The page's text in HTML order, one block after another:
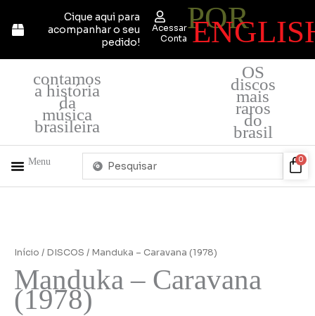
para
Cique aqui para
acompanhar o seu
pedido!
Acessar
Conta
POR
contamos
a história
da
música
brasileira
OS
discos
mais
raros
do
brasil
Menu
Pesquisar
0
Início / DISCOS / Manduka – Caravana (1978)
Manduka – Caravana
(1978)